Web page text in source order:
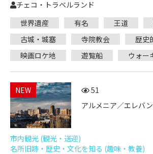
チェコ・トラベルランド
世界遺産
有名 王道
古城・城塞
寺院教会
歴史
映画ロケ地
遊覧船 ウォー
NEW
51
アルメニア／エレバン
市内観光 (観光・送迎)
名所旧跡・歴史・文化を知る (趣味・教養)